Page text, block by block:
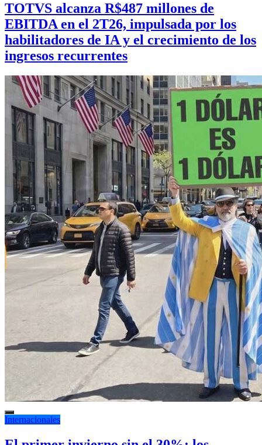
TOTVS alcanza R$487 millones de
EBITDA en el 2T26, impulsada por los
habilitadores de IA y el crecimiento de los
ingresos recurrentes
Internacionales